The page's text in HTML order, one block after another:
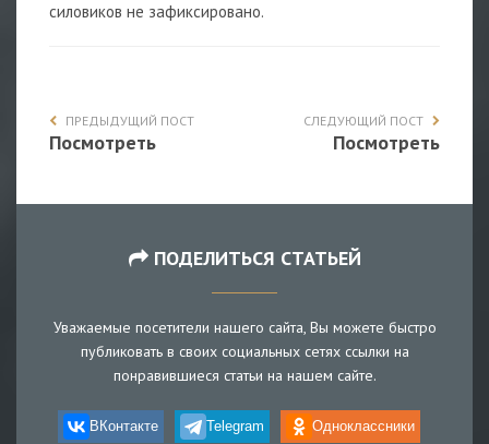
силовиков не зафиксировано.
ПРЕДЫДУЩИЙ ПОСТ
Посмотреть
СЛЕДУЮЩИЙ ПОСТ
Посмотреть
ПОДЕЛИТЬСЯ СТАТЬЕЙ
Уважаемые посетители нашего сайта, Вы можете быстро
публиковать в своих социальных сетях ссылки на
понравившиеся статьи на нашем сайте.
ВКонтакте Telegram Одноклассники